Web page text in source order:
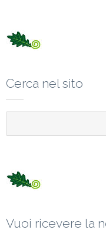
Cerca nel sito
Vuoi ricevere la